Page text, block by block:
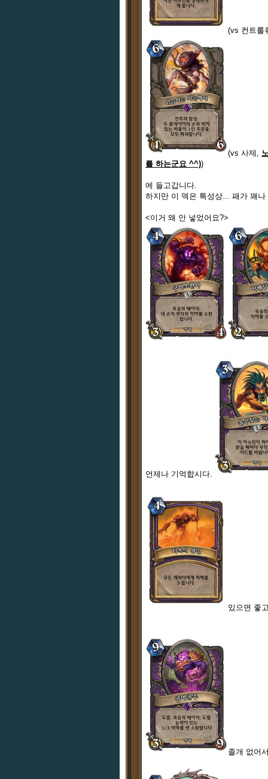
(vs 컨트롤
(vs 사제,
를 하는군요 ^^))
에 들고갑니다.
하지만 이 덱은 특성상... 패가 꽤
<이거 왜 안 넣었어요?>
언제나 기억합시다.
있으면 좋
졸개 없어